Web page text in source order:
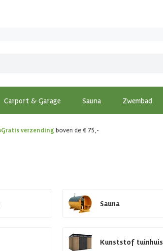
Carport & Garage Sauna Zwembad
Gratis verzending boven de € 75,-
Sauna
Kunststof tuinhuis